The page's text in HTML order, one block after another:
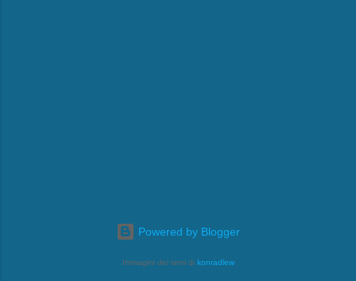
Powered by Blogger
Immagini dei temi di konradlew